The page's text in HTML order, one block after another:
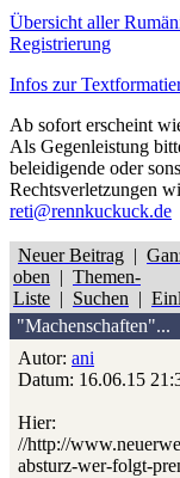
Übersicht aller
Registrierung
Infos zur
Ab sofort erscheint
Als Gegenleistung
beleidigende oder
Rechtsverletzungen
reti@rennkuckuck.de
Neuer Beitrag |
oben | Themen-
Liste | Suchen |
"Machenschaften"...
Autor: ani
Datum: 16.06.15
Hier:
//http://
absturz-wer-folgt-